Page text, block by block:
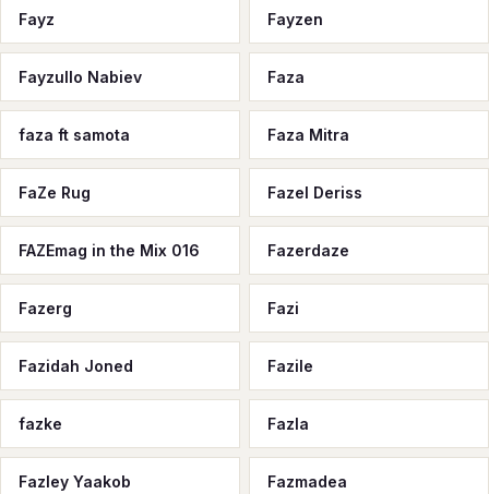
Fayz Fayzen
Fayzullo Nabiev Faza
faza ft samota Faza Mitra
FaZe Rug Fazel Deriss
FAZEmag in the Mix 016 Fazerdaze
Fazerg Fazi
Fazidah Joned Fazile
fazke Fazla
Fazley Yaakob Fazmadea